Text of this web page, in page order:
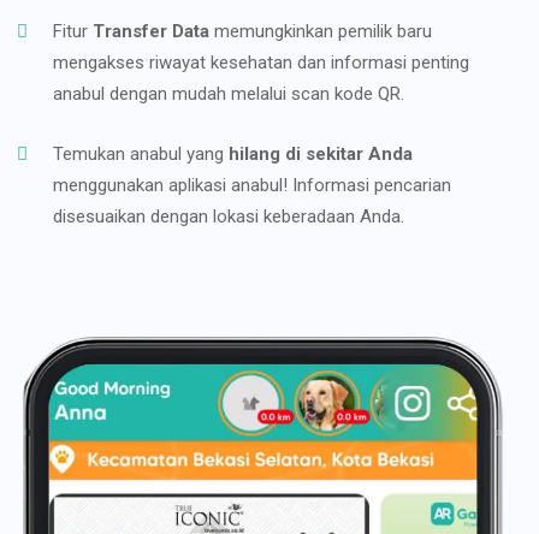
Fitur Transfer Data memungkinkan pemilik baru
mengakses riwayat kesehatan dan informasi penting
anabul dengan mudah melalui scan kode QR.
Temukan anabul yang hilang di sekitar Anda
menggunakan aplikasi anabul! Informasi pencarian
disesuaikan dengan lokasi keberadaan Anda.